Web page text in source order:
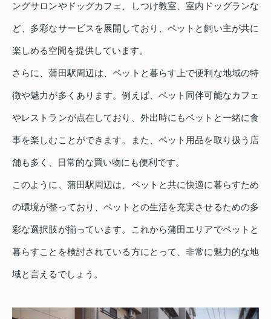
ングサロンやドッグカフェ、しつけ教室、室内ドッグランな
ど、多彩なサービスを展開しており、ペットと飼い主が共に
楽しめる空間を提供しています。
さらに、蒲田駅周辺は、ペットと暮らす上で便利な地域の特
徴や魅力が多くあります。例えば、ペット同伴可能なカフェ
やレストランが点在しており、外出時にもペットと一緒に食
事を楽しむことができます。また、ペット用品を取り扱う店
舗も多く、日常的な買い物にも便利です。
このように、蒲田駅周辺は、ペットと共に快適に暮らすため
の環境が整っており、ペットとの生活を充実させるための多
彩な選択肢が揃っています。これから蒲田エリアでペットと
暮らすことを検討されている方にとって、非常に魅力的な地
域と言えるでしょう。